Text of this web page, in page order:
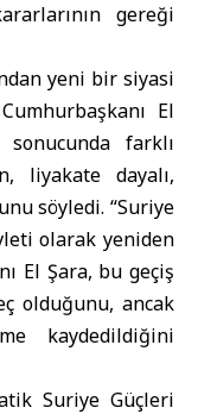
gereği
yeni bir siyasi
El
farklı
liyakate dayalı,
söyledi. “Suriye
olarak yeniden
El Şara, bu geçiş
olduğunu, ancak
kaydedildiğini
Suriye Güçleri